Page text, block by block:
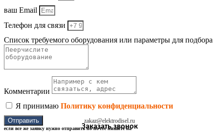
ваш Email
Телефон для связи
Список требуемого оборудования или параметры для подбора
Комментарии
Я принимаю Политику конфиденциальности
Отправить
если все же заявку нужно отправить по почте пишите на
zakaz@elektrodisel.ru
Заказать звонок